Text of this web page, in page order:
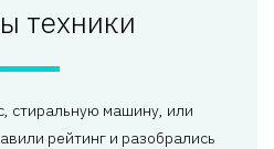
техники
стиральную машину, или
рейтинг и разобрались